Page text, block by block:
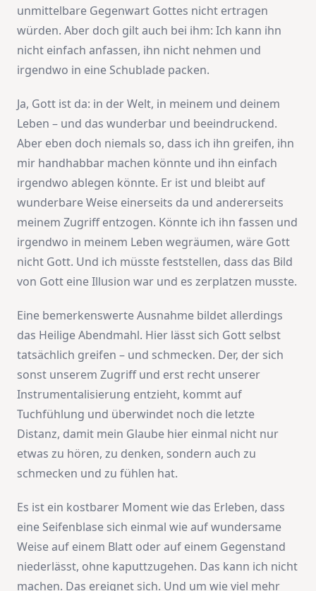
unmittelbare Gegenwart Gottes nicht ertragen
würden. Aber doch gilt auch bei ihm: Ich kann ihn
nicht einfach anfassen, ihn nicht nehmen und
irgendwo in eine Schublade packen.
Ja, Gott ist da: in der Welt, in meinem und deinem
Leben – und das wunderbar und beeindruckend.
Aber eben doch niemals so, dass ich ihn greifen, ihn
mir handhabbar machen könnte und ihn einfach
irgendwo ablegen könnte. Er ist und bleibt auf
wunderbare Weise einerseits da und andererseits
meinem Zugriff entzogen. Könnte ich ihn fassen und
irgendwo in meinem Leben wegräumen, wäre Gott
nicht Gott. Und ich müsste feststellen, dass das Bild
von Gott eine Illusion war und es zerplatzen musste.
Eine bemerkenswerte Ausnahme bildet allerdings
das Heilige Abendmahl. Hier lässt sich Gott selbst
tatsächlich greifen – und schmecken. Der, der sich
sonst unserem Zugriff und erst recht unserer
Instrumentalisierung entzieht, kommt auf
Tuchfühlung und überwindet noch die letzte
Distanz, damit mein Glaube hier einmal nicht nur
etwas zu hören, zu denken, sondern auch zu
schmecken und zu fühlen hat.
Es ist ein kostbarer Moment wie das Erleben, dass
eine Seifenblase sich einmal wie auf wundersame
Weise auf einem Blatt oder auf einem Gegenstand
niederlässt, ohne kaputtzugehen. Das kann ich nicht
machen. Das ereignet sich. Und um wie viel mehr